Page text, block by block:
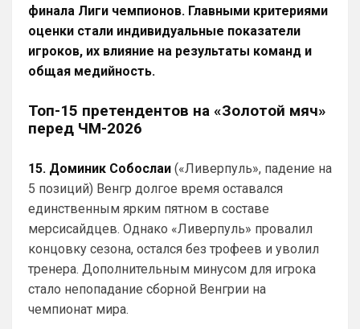
финала Лиги чемпионов. Главными критериями
оценки стали индивидуальные показатели
игроков, их влияние на результаты команд и
общая медийность.
Топ-15 претендентов на «Золотой мяч»
перед ЧМ-2026
15. Доминик Собослаи («Ливерпуль», падение на
5 позиций) Венгр долгое время оставался
единственным ярким пятном в составе
мерсисайдцев. Однако «Ливерпуль» провалил
концовку сезона, остался без трофеев и уволил
тренера. Дополнительным минусом для игрока
стало непопадание сборной Венгрии на
чемпионат мира.
dimension• 20:55
миланом бойня бывший топов будет)
SkyNet • 01:32
Вы вдумайтесь сколько Ньюкасл бабла
поднял за последнее врем …Исак , Тонали,
Гимарайнш , Холл на подходе , Гордон …
выйдет, отказываются они его
продавать в пригородную помойку.
Канонир• 20:05
Ух, сколько же здесь синего
общества...ну ничего, скоро окрасим все
в красный, собственно как и сам сайт, он
же красно-белый и черно-красный)